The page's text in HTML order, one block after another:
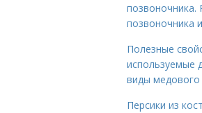
позвоночника.
позвоночника
Полезные
используемые
виды медового
Персики из